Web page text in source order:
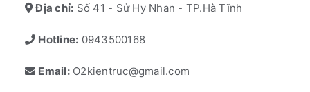
Địa chỉ: Số 41 - Sử Hy Nhan - TP.Hà Tĩnh
Hotline: 0943500168
Email:O2kientruc@gmail.com